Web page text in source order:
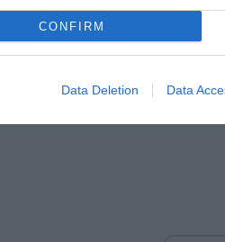
CONFIRM
Data Deletion Data
2026 19:29
podniesie próg 500 plus dla
2026 19:14